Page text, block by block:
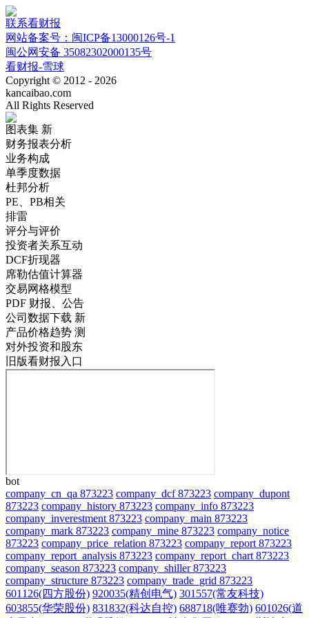
联系看财报
网站备案号：闽ICP备13000126号-1
闽公网安备 35082302000135号
看财报-雪球
Copyright © 2012 - 2026
kancaibao.com
All Rights Reserved
图表集 新
财务报表分析
业务构成
单季度数据
杜邦分析
PE、PB相关
排雷
评分与评价
投资者关系互动
DCF折现器
席勒估值计算器
交易网格模型
PDF 财报、公告
公司数据下载 新
产品价格趋势 测
对外投资和股东
旧版看财报入口
bot
company_cn_qa 873223 company_dcf 873223 company_dupont
873223 company_history 873223 company_info 873223
company_inverestment 873223 company_main 873223
company_mark 873223 company_mine 873223 company_notice
873223 company_price_relation 873223 company_report 873223
company_report_analysis 873223 company_report_chart 873223
company_season 873223 company_shiller 873223
company_structure 873223 company_trade_grid 873223
601126(四方股份) 920035(精创电气) 301557(常友科技)
603855(华荣股份) 831832(科达自控) 688718(唯赛勃) 601026(道